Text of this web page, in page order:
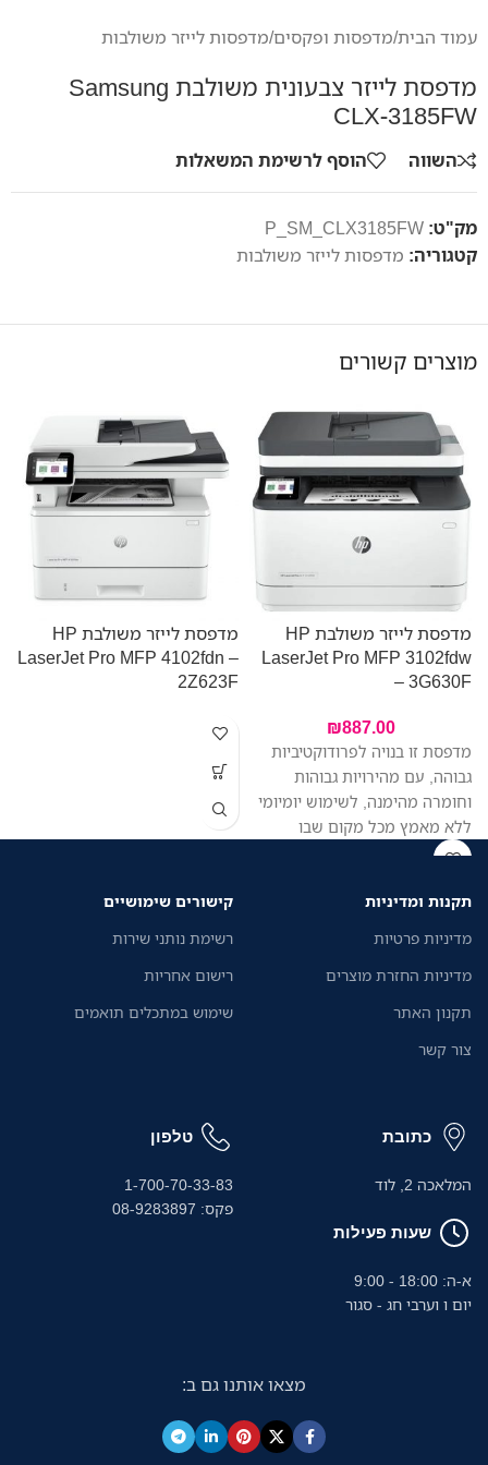
עמוד הבית/מדפסות ופקסים/מדפסות לייזר משולבות
מדפסת לייזר צבעונית משולבת Samsung
CLX-3185FW
השווה הוסף לרשימת המשאלות
מק"ט: P_SM_CLX3185FW
קטגוריה: מדפסות לייזר משולבות
מוצרים קשורים
מדפסת לייזר משולבת HP
LaserJet Pro MFP 3102fdw
– 3G630F
₪887.00
מדפסת זו בנויה לפרודוקטיביות
גבוהה, עם מהירויות גבוהות
וחומרה מהימנה, לשימוש יומיומי
ללא מאמץ מכל מקום שבו
העבודה מתבצעת, כך שתוכלו
מדפסת לייזר משולבת HP
LaserJet Pro MFP 4102fdn –
2Z623F
תקנות ומדיניות
מדיניות פרטיות
מדיניות החזרת מוצרים
תקנון האתר
צור קשר
קישורים שימושיים
רשימת נותני שירות
רישום אחריות
שימוש במתכלים תואמים
כתובת
המלאכה 2, לוד
שעות פעילות
א-ה: 18:00 - 9:00
יום ו וערבי חג - סגור
טלפון
1-700-70-33-83
פקס: 08-9283897
מצאו אותנו גם ב: